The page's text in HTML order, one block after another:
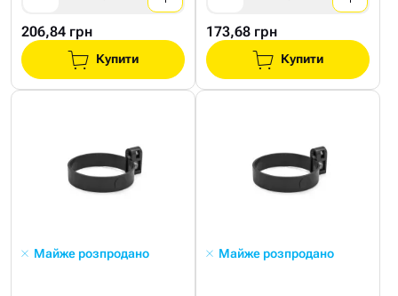
206,84 грн
Купити
173,68 грн
Купити
Майже розпродано Майже розпродано